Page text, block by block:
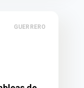
GUERRERO